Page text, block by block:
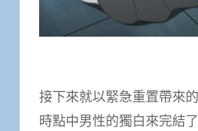
接下來就以緊急重置帶來
時點中男性的獨白來完結